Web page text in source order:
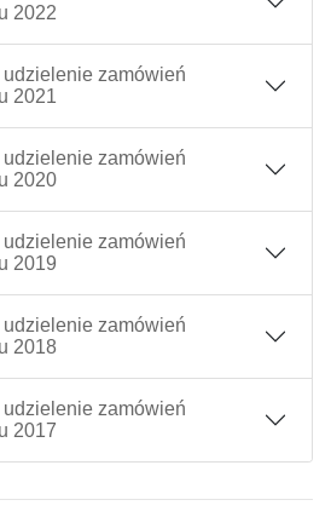
2022
zamówień
2021
zamówień
2020
zamówień
2019
zamówień
2018
zamówień
2017